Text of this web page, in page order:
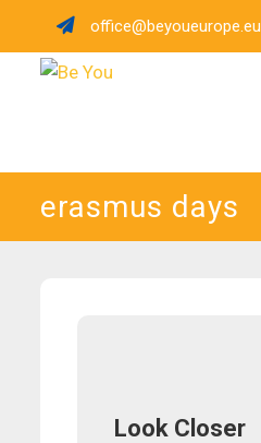
content
office@beyoueurope.eu
erasmus days
Look Closer